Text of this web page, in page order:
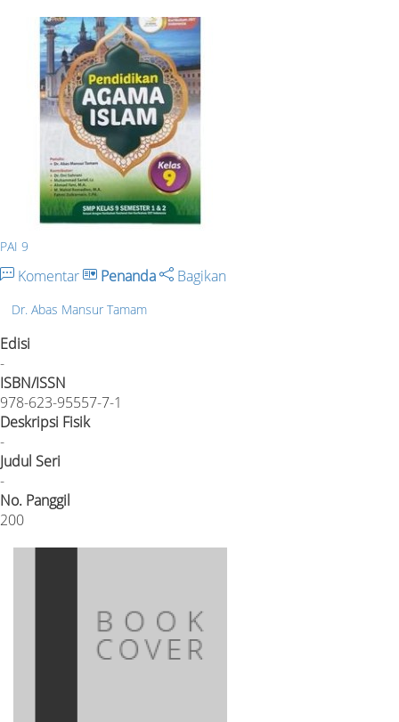
PAI 9
Komentar Penanda Bagikan
Dr. Abas Mansur Tamam
Edisi
-
ISBN/ISSN
978-623-95557-7-1
Deskripsi Fisik
-
Judul Seri
-
No. Panggil
200